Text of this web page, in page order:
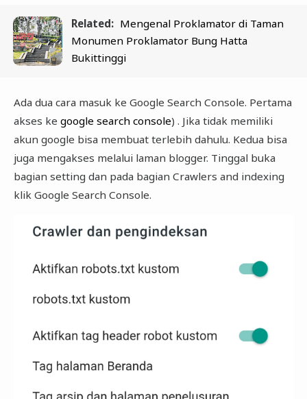
Related: Mengenal Proklamator di Taman
Monumen Proklamator Bung Hatta
Bukittinggi
Ada dua cara masuk ke Google Search Console. Pertama
akses ke google search console) . Jika tidak memiliki
akun google bisa membuat terlebih dahulu. Kedua bisa
juga mengakses melalui laman blogger. Tinggal buka
bagian setting dan pada bagian Crawlers and indexing
klik Google Search Console.